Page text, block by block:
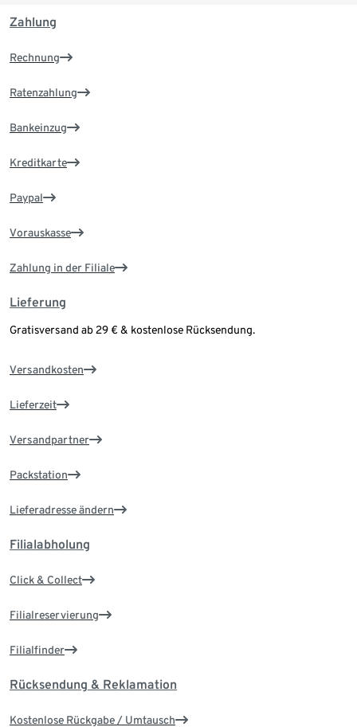
Zahlung
Rechnung
Ratenzahlung
Bankeinzug
Kreditkarte
Paypal
Vorauskasse
Zahlung in der Filiale
Lieferung
Gratisversand ab 29 € & kostenlose Rücksendung.
Versandkosten
Lieferzeit
Versandpartner
Packstation
Lieferadresse ändern
Filialabholung
Click & Collect
Filialreservierung
Filialfinder
Rücksendung & Reklamation
Kostenlose Rückgabe / Umtausch